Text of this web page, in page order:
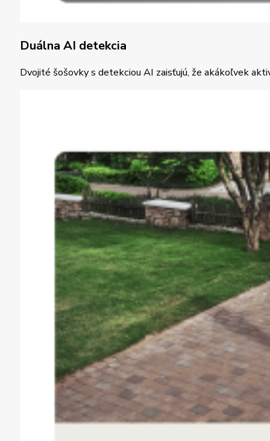
Duálna AI detekcia
Dvojité šošovky s detekciou AI zaisťujú, že akákoľvek